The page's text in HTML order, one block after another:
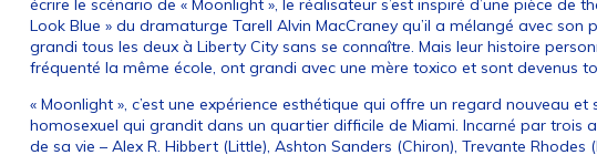
écrire le scénario de « Moonlight », le réalisateur s’est inspiré d’une pièce de
Look Blue » du dramaturge Tarell Alvin MacCraney qu’il a mélangé avec son
grandi tous les deux à Liberty City sans se connaître. Mais leur histoire
fréquenté la même école, ont grandi avec une mère toxico et sont devenus
« Moonlight », c’est une expérience esthétique qui offre un regard nouveau et
homosexuel qui grandit dans un quartier difficile de Miami. Incarné par trois
de sa vie – Alex R. Hibbert (Little), Ashton Sanders (Chiron), Trevante Rhodes